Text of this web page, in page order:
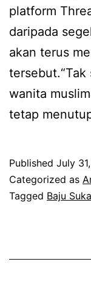
a
A
m
z
a
h
e
s
t
a
platform
daripada
akan terus
tersebut.“Tak
wanita
tetap
Published July
Categorized as
Tagged Baju